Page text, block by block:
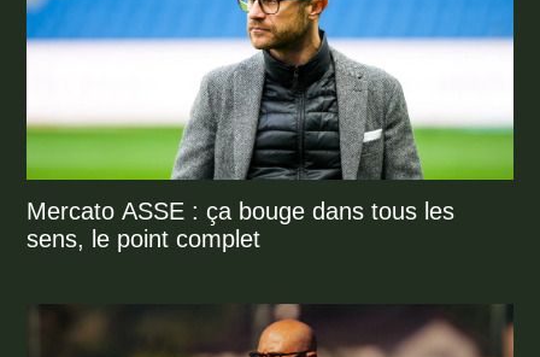
Mercato ASSE : ça bouge dans tous les
sens, le point complet